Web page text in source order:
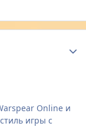
Online и
игры с